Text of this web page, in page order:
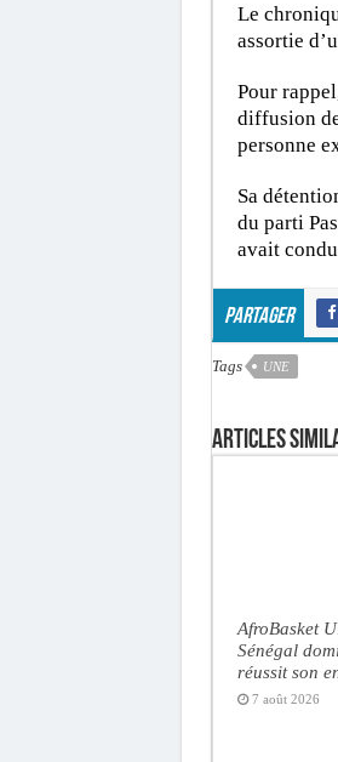
Le
assortie
Pour
diffusion
personne
Sa
du parti
avait
Partager
Tags UNE
Articles
AfroBasket
Sénégal
réussit son
7 août 2026